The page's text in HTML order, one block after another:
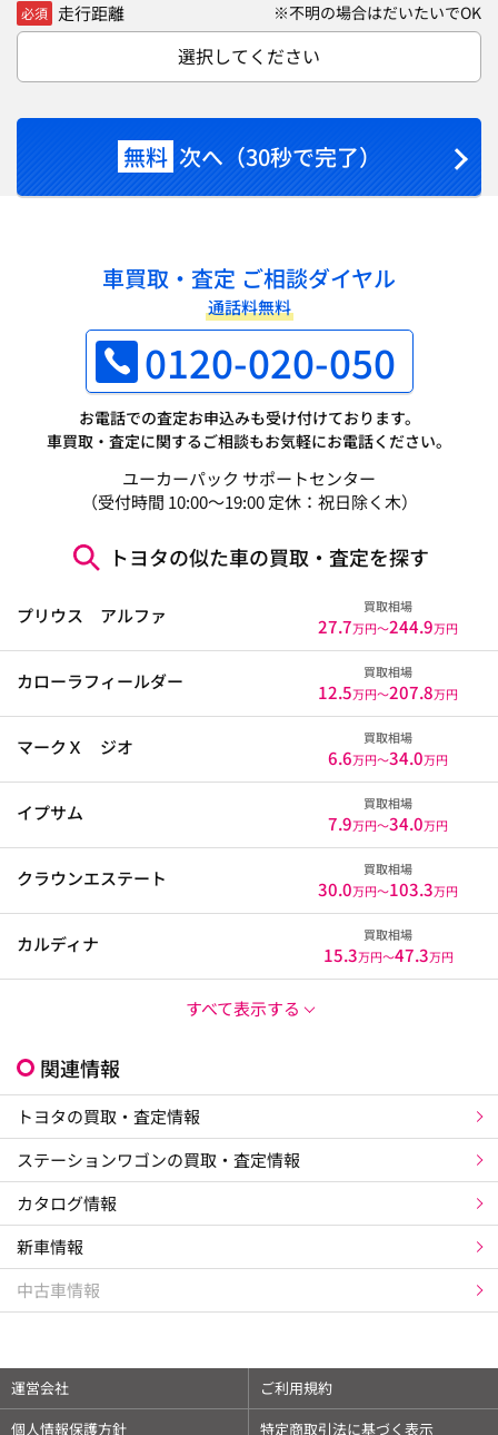
必須 走行距離 ※不明の場合はだいたいでOK
選択してください
無料 次へ（30秒で完了）
車買取・査定 ご相談ダイヤル
通話料無料
0120-020-050
お電話での査定お申込みも受け付けております。
車買取・査定に関するご相談もお気軽にお電話ください。
ユーカーパック サポートセンター
（受付時間 10:00～19:00 定休：祝日除く木）
トヨタの似た車の買取・査定を探す
プリウス アルファ 買取相場
27.7万円〜244.9万円
カローラフィールダー 買取相場
12.5万円〜207.8万円
マークＸ ジオ 買取相場
6.6万円〜34.0万円
イプサム 買取相場
7.9万円〜34.0万円
クラウンエステート 買取相場
30.0万円〜103.3万円
カルディナ 買取相場
15.3万円〜47.3万円
すべて表示する
関連情報
トヨタの買取・査定情報
ステーションワゴンの買取・査定情報
カタログ情報
新車情報
中古車情報
運営会社
ご利用規約
個人情報保護方針
特定商取引法に基づく表示